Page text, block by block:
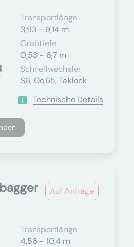
Transportlänge
3,93 - 9,14 m
Grabtiefe
0,53 - 6,7 m
Schnellwechsler
S6, Oq65, Taklock
Technische Details
Auf Anfrage
Transportlänge
4,56 - 10,4 m